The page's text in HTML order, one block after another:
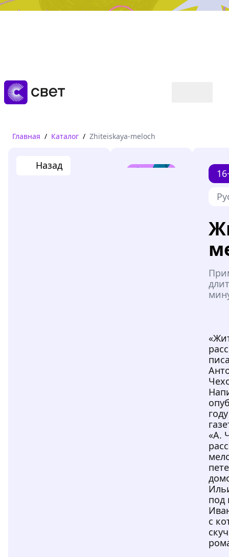
Дружба, любовь, взросление
Читать
Главная / Каталог / Zhiteiskaya-meloch
Назад
«А.
под
с